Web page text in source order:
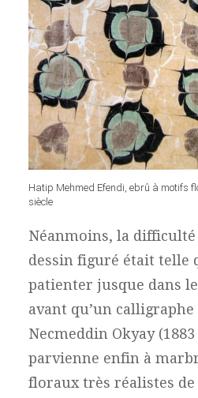
Hatip Mehmed Efendi, ebrû à motifs
siècle
Néanmoins, la
dessin figuré était telle
patienter jusque dans
avant qu’un
Necmeddin Okyay (1883
parvienne enfin à
floraux très réalistes